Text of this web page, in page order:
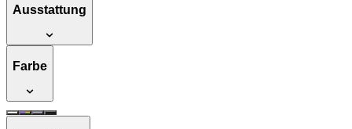
Ausstattung
Farbe